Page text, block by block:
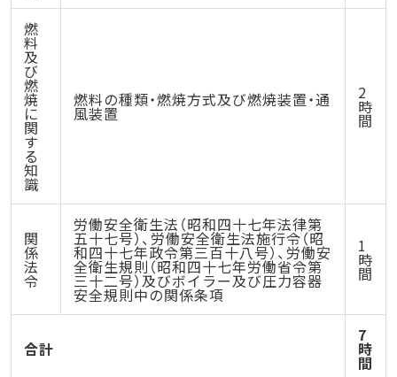
燃
料
及
び
燃
焼
に
関
す
る
知
識
燃料の種類・燃焼方式及び燃焼装置・通
風装置
2
時
間
関
係
法
令
労働安全衛生法（昭和四十七年法律第
五十七号）、労働安全衛生法施行令（昭
和四十七年政令第三百十八号）、労働安
全衛生規則（昭和四十七年労働省令第
三十二号）及びボイラー及び圧力容器
安全規則中の関係条項
1
時
間
合計
7
時
間